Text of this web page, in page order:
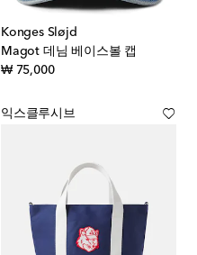
Konges Sløjd
Magot 데님 베이스볼 캡
₩ 75,000original price
익스클루시브